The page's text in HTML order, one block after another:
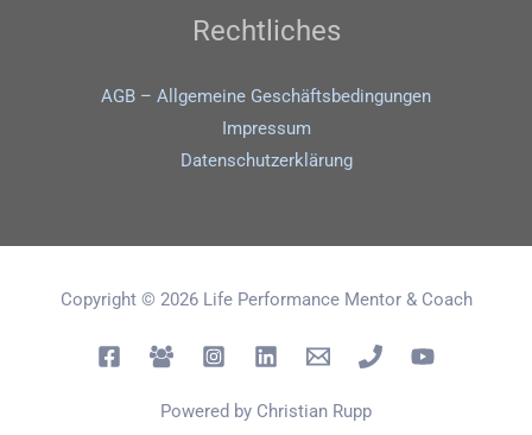
Rechtliches
AGB – Allgemeine Geschäftsbedingungen
Impressum
Datenschutz­erklärung
Copyright © 2026 Life Performance Mentor & Coach
Powered by Christian Rupp